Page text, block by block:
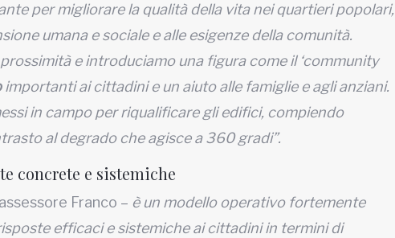
per migliorare la qualità della vita nei quartieri popolari,
umana e sociale e alle esigenze della comunità.
e introduciamo una figura come il ‘community
importanti ai cittadini e un aiuto alle famiglie e agli anziani.
in campo per riqualificare gli edifici, compiendo
al degrado che agisce a 360 gradi”.
concrete e sistemiche
Franco – è un modello operativo fortemente
efficaci e sistemiche ai cittadini in termini di